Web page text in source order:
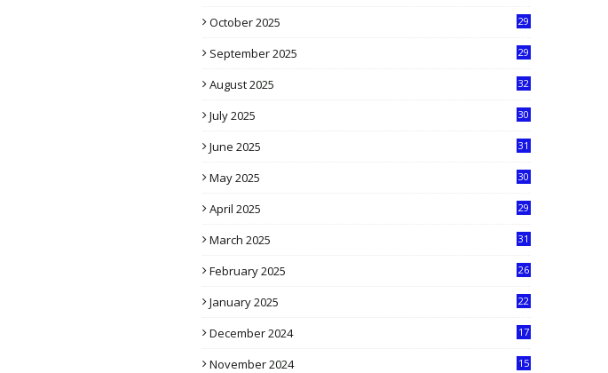
October 2025
29
September 2025
29
August 2025
32
July 2025
30
June 2025
31
May 2025
30
April 2025
29
March 2025
31
February 2025
26
January 2025
22
December 2024
17
November 2024
15